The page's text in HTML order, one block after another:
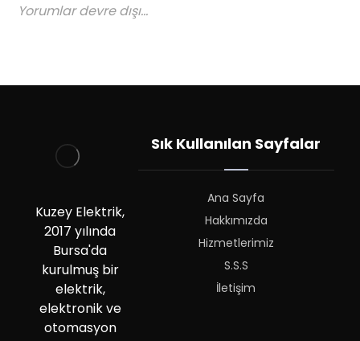
Yorumlar devre dışı...
Kuzey Elektrik,
2017 yılında
Bursa'da
kurulmuş bir
elektrik,
elektronik ve
otomasyon
Sık Kullanılan Sayfalar
Ana Sayfa
Hakkımızda
Hizmetlerimiz
S.S.S
İletişim